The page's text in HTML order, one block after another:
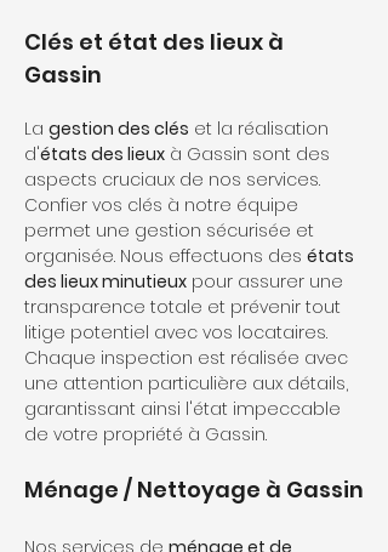
Clés et état des lieux à
Gassin
La gestion des clés et la réalisation
d'états des lieux à Gassin sont des
aspects cruciaux de nos services.
Confier vos clés à notre équipe
permet une gestion sécurisée et
organisée. Nous effectuons des états
des lieux minutieux pour assurer une
transparence totale et prévenir tout
litige potentiel avec vos locataires.
Chaque inspection est réalisée avec
une attention particulière aux détails,
garantissant ainsi l'état impeccable
de votre propriété à Gassin.
Ménage / Nettoyage à Gassin
Nos services de ménage et de